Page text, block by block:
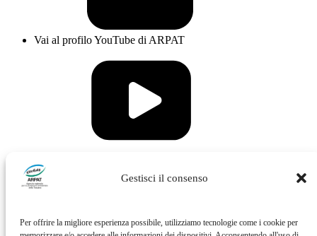
Gestisci il consenso
Per offrire la migliore esperienza possibile, utilizziamo tecnologie come i cookie per
Vai al profilo YouTube di ARPAT
Vai al profilo Issuu di ARPAT